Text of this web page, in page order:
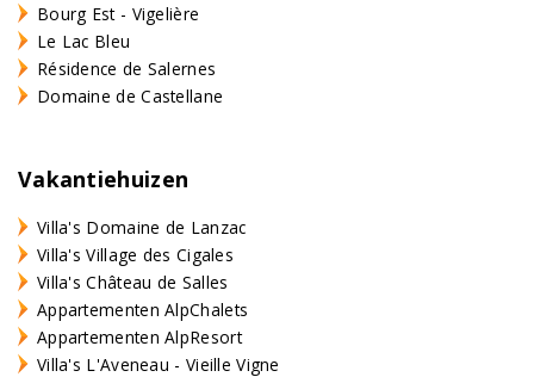
Bourg Est - Vigelière
Le Lac Bleu
Résidence de Salernes
Domaine de Castellane
Vakantiehuizen
Villa's Domaine de Lanzac
Villa's Village des Cigales
Villa's Château de Salles
Appartementen AlpChalets
Appartementen AlpResort
Villa's L'Aveneau - Vieille Vigne